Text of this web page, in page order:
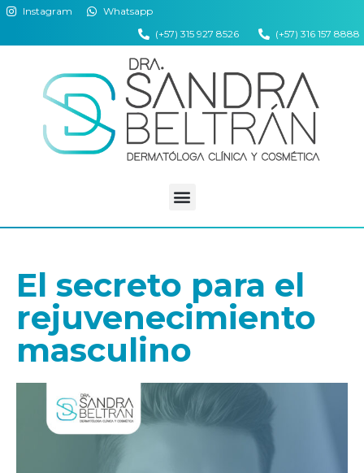
Instagram
Whatsapp
(+57) 315 927 8526
(+57) 316 157 8888
El secreto para el
rejuvenecimiento
masculino